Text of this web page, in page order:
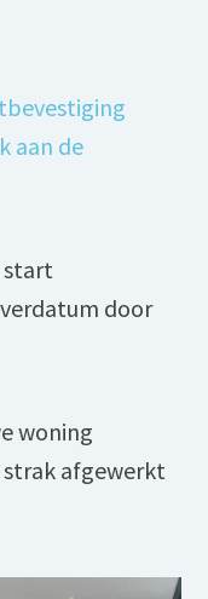
aan de
start
door
woning
afgewerkt